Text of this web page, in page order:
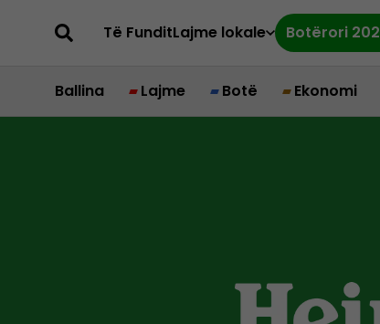
Të FunditLajme lokale Botërori
Ballina Lajme Botë Ekonomi